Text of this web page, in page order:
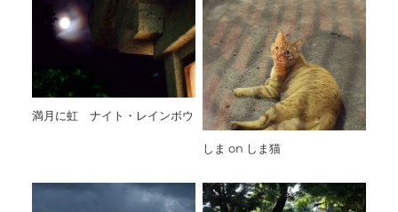
満月に虹 ナイト・レインボウ
しま on しま猫